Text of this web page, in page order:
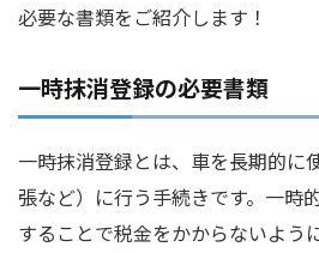
必要な書類をご紹介します！
一時抹消登録の必要書類
一時抹消登録とは、車を長期的に
張など）に行う手続きです。一時
することで税金をかからないよう